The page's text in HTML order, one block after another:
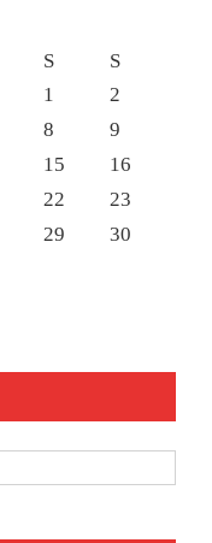
S
S
1
2
8
9
15
16
22
23
29
30